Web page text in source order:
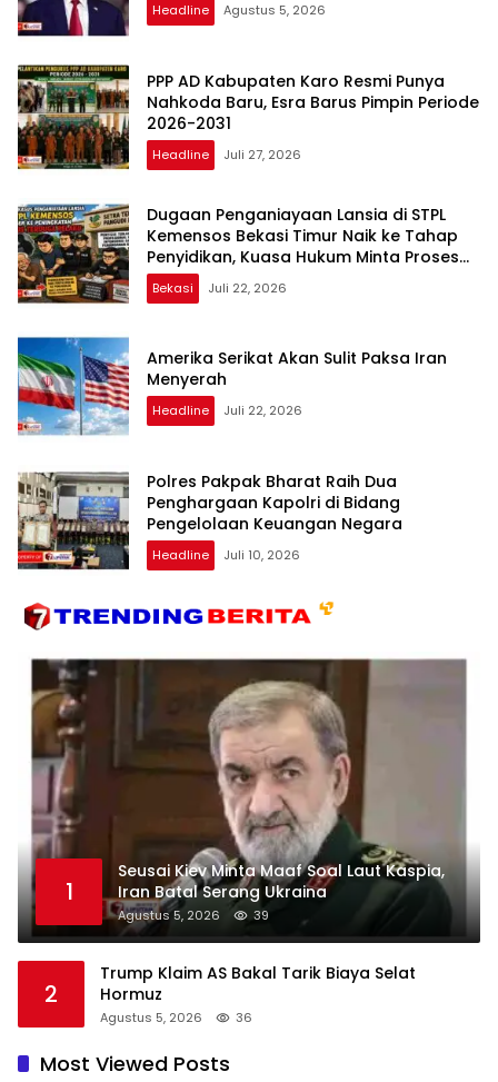
Headline Agustus 5, 2026
PPP AD Kabupaten Karo Resmi Punya
Nahkoda Baru, Esra Barus Pimpin Periode
2026-2031
Headline Juli 27, 2026
Dugaan Penganiayaan Lansia di STPL
Kemensos Bekasi Timur Naik ke Tahap
Penyidikan, Kuasa Hukum Minta Proses
Transparan dan Bebas Intervensi
Bekasi Juli 22, 2026
Amerika Serikat Akan Sulit Paksa Iran
Menyerah
Headline Juli 22, 2026
Polres Pakpak Bharat Raih Dua
Penghargaan Kapolri di Bidang
Pengelolaan Keuangan Negara
Headline Juli 10, 2026
1
Seusai Kiev Minta Maaf Soal Laut Kaspia,
Iran Batal Serang Ukraina
Agustus 5, 2026 39
2
Trump Klaim AS Bakal Tarik Biaya Selat
Hormuz
Agustus 5, 2026 36
Most Viewed Posts